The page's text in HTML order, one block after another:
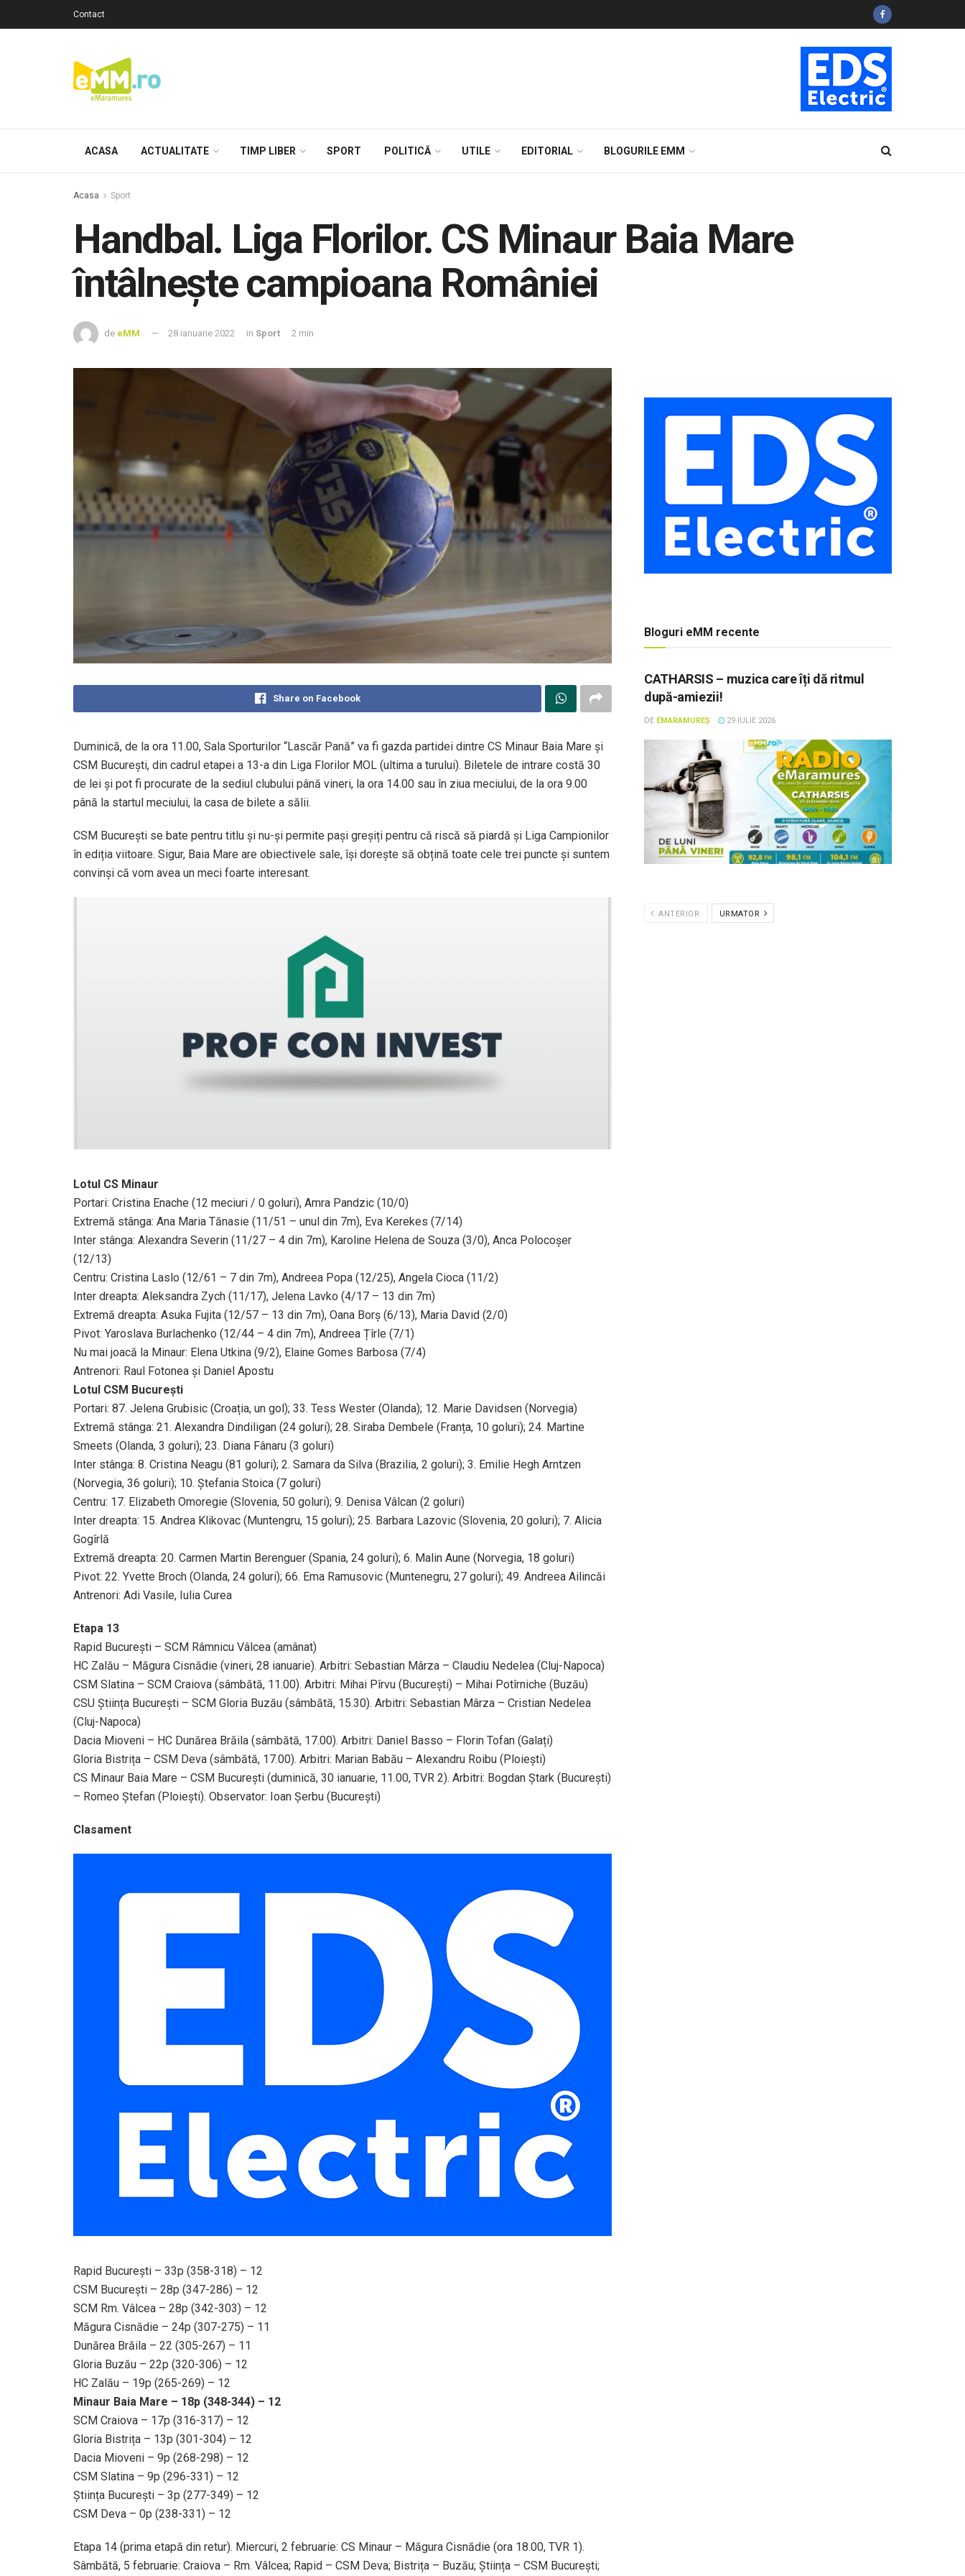
Contact
ACASA ACTUALITATE TIMP LIBER SPORT POLITICĂ UTILE EDITORIAL BLOGURILE EMM
Acasa Sport
Handbal. Liga Florilor. CS Minaur Baia Mare
întâlnește campioana României
de eMM 28 ianuarie 2022 in Sport 2 min
Share on Facebook
Duminică, de la ora 11.00, Sala Sporturilor “Lascăr Pană” va fi gazda partidei dintre CS Minaur Baia Mare și
CSM București, din cadrul etapei a 13-a din Liga Florilor MOL (ultima a turului). Biletele de intrare costă 30
de lei și pot fi procurate de la sediul clubului până vineri, la ora 14.00 sau în ziua meciului, de la ora 9.00
până la startul meciului, la casa de bilete a sălii.
CSM București se bate pentru titlu și nu-și permite pași greșiți pentru că riscă să piardă și Liga Campionilor
în ediția viitoare. Sigur, Baia Mare are obiectivele sale, își dorește să obțină toate cele trei puncte și suntem
convinși că vom avea un meci foarte interesant.
Lotul CS Minaur
Portari: Cristina Enache (12 meciuri / 0 goluri), Amra Pandzic (10/0)
Extremă stânga: Ana Maria Tănasie (11/51 – unul din 7m), Eva Kerekes (7/14)
Inter stânga: Alexandra Severin (11/27 – 4 din 7m), Karoline Helena de Souza (3/0), Anca Polocoșer
(12/13)
Centru: Cristina Laslo (12/61 – 7 din 7m), Andreea Popa (12/25), Angela Cioca (11/2)
Inter dreapta: Aleksandra Zych (11/17), Jelena Lavko (4/17 – 13 din 7m)
Extremă dreapta: Asuka Fujita (12/57 – 13 din 7m), Oana Borș (6/13), Maria David (2/0)
Pivot: Yaroslava Burlachenko (12/44 – 4 din 7m), Andreea Țîrle (7/1)
Nu mai joacă la Minaur: Elena Utkina (9/2), Elaine Gomes Barbosa (7/4)
Antrenori: Raul Fotonea și Daniel Apostu
Lotul CSM București
Portari: 87. Jelena Grubisic (Croația, un gol); 33. Tess Wester (Olanda); 12. Marie Davidsen (Norvegia)
Extremă stânga: 21. Alexandra Dindiligan (24 goluri); 28. Siraba Dembele (Franța, 10 goluri); 24. Martine
Smeets (Olanda, 3 goluri); 23. Diana Fânaru (3 goluri)
Inter stânga: 8. Cristina Neagu (81 goluri); 2. Samara da Silva (Brazilia, 2 goluri); 3. Emilie Hegh Arntzen
(Norvegia, 36 goluri); 10. Ștefania Stoica (7 goluri)
Centru: 17. Elizabeth Omoregie (Slovenia, 50 goluri); 9. Denisa Vâlcan (2 goluri)
Inter dreapta: 15. Andrea Klikovac (Muntengru, 15 goluri); 25. Barbara Lazovic (Slovenia, 20 goluri); 7. Alicia
Gogîrlă
Extremă dreapta: 20. Carmen Martin Berenguer (Spania, 24 goluri); 6. Malin Aune (Norvegia, 18 goluri)
Pivot: 22. Yvette Broch (Olanda, 24 goluri); 66. Ema Ramusovic (Muntenegru, 27 goluri); 49. Andreea Ailincăi
Antrenori: Adi Vasile, Iulia Curea
Etapa 13
Rapid București – SCM Râmnicu Vâlcea (amânat)
HC Zalău – Măgura Cisnădie (vineri, 28 ianuarie). Arbitri: Sebastian Mârza – Claudiu Nedelea (Cluj-Napoca)
CSM Slatina – SCM Craiova (sâmbătă, 11.00). Arbitri: Mihai Pîrvu (București) – Mihai Potîrniche (Buzău)
CSU Știința București – SCM Gloria Buzău (sâmbătă, 15.30). Arbitri: Sebastian Mârza – Cristian Nedelea
(Cluj-Napoca)
Dacia Mioveni – HC Dunărea Brăila (sâmbătă, 17.00). Arbitri: Daniel Basso – Florin Tofan (Galați)
Gloria Bistrița – CSM Deva (sâmbătă, 17.00). Arbitri: Marian Babău – Alexandru Roibu (Ploiești)
CS Minaur Baia Mare – CSM București (duminică, 30 ianuarie, 11.00, TVR 2). Arbitri: Bogdan Ștark (București)
– Romeo Ștefan (Ploiești). Observator: Ioan Șerbu (București)
Clasament
Rapid București – 33p (358-318) – 12
CSM București – 28p (347-286) – 12
SCM Rm. Vâlcea – 28p (342-303) – 12
Măgura Cisnădie – 24p (307-275) – 11
Dunărea Brăila – 22 (305-267) – 11
Gloria Buzău – 22p (320-306) – 12
HC Zalău – 19p (265-269) – 12
Minaur Baia Mare – 18p (348-344) – 12
SCM Craiova – 17p (316-317) – 12
Gloria Bistrița – 13p (301-304) – 12
Dacia Mioveni – 9p (268-298) – 12
CSM Slatina – 9p (296-331) – 12
Știința București – 3p (277-349) – 12
CSM Deva – 0p (238-331) – 12
Etapa 14 (prima etapă din retur). Miercuri, 2 februarie: CS Minaur – Măgura Cisnădie (ora 18.00, TVR 1).
Sâmbătă, 5 februarie: Craiova – Rm. Vâlcea; Rapid – CSM Deva; Bistrița – Buzău; Știința – CSM București;
Bloguri eMM recente
CATHARSIS – muzica care îți dă ritmul
după-amiezii!
DE EMARAMUREȘ 29 IULIE 2026
ANTERIOR URMATOR